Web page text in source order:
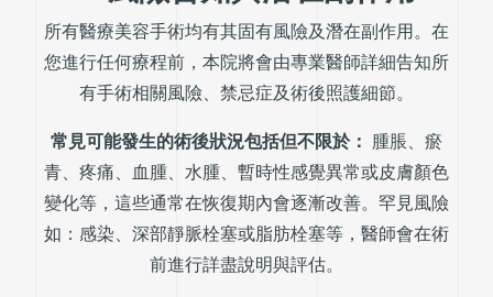
所有醫療美容手術均有其固有風險及潛在副作用。在
您進行任何療程前，本院將會由專業醫師詳細告知所
有手術相關風險、禁忌症及術後照護細節。
常見可能發生的術後狀況包括但不限於：
腫脹、瘀
青、疼痛、血腫、水腫、暫時性感覺異常或皮膚顏色
變化等，這些通常在恢復期內會逐漸改善。罕見風險
如：感染、深部靜脈栓塞或脂肪栓塞等，醫師會在術
前進行詳盡說明與評估。